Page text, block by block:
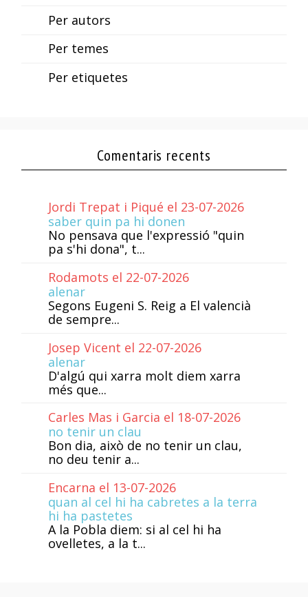
Per autors
Per temes
Per etiquetes
Comentaris recents
Jordi Trepat i Piqué el 23-07-2026
saber quin pa hi donen
No pensava que l'expressió "quin
pa s'hi dona", t...
Rodamots el 22-07-2026
alenar
Segons Eugeni S. Reig a El valencià
de sempre...
Josep Vicent el 22-07-2026
alenar
D'algú qui xarra molt diem xarra
més que...
Carles Mas i Garcia el 18-07-2026
no tenir un clau
Bon dia, això de no tenir un clau,
no deu tenir a...
Encarna el 13-07-2026
quan al cel hi ha cabretes a la terra
hi ha pastetes
A la Pobla diem: si al cel hi ha
ovelletes, a la t...